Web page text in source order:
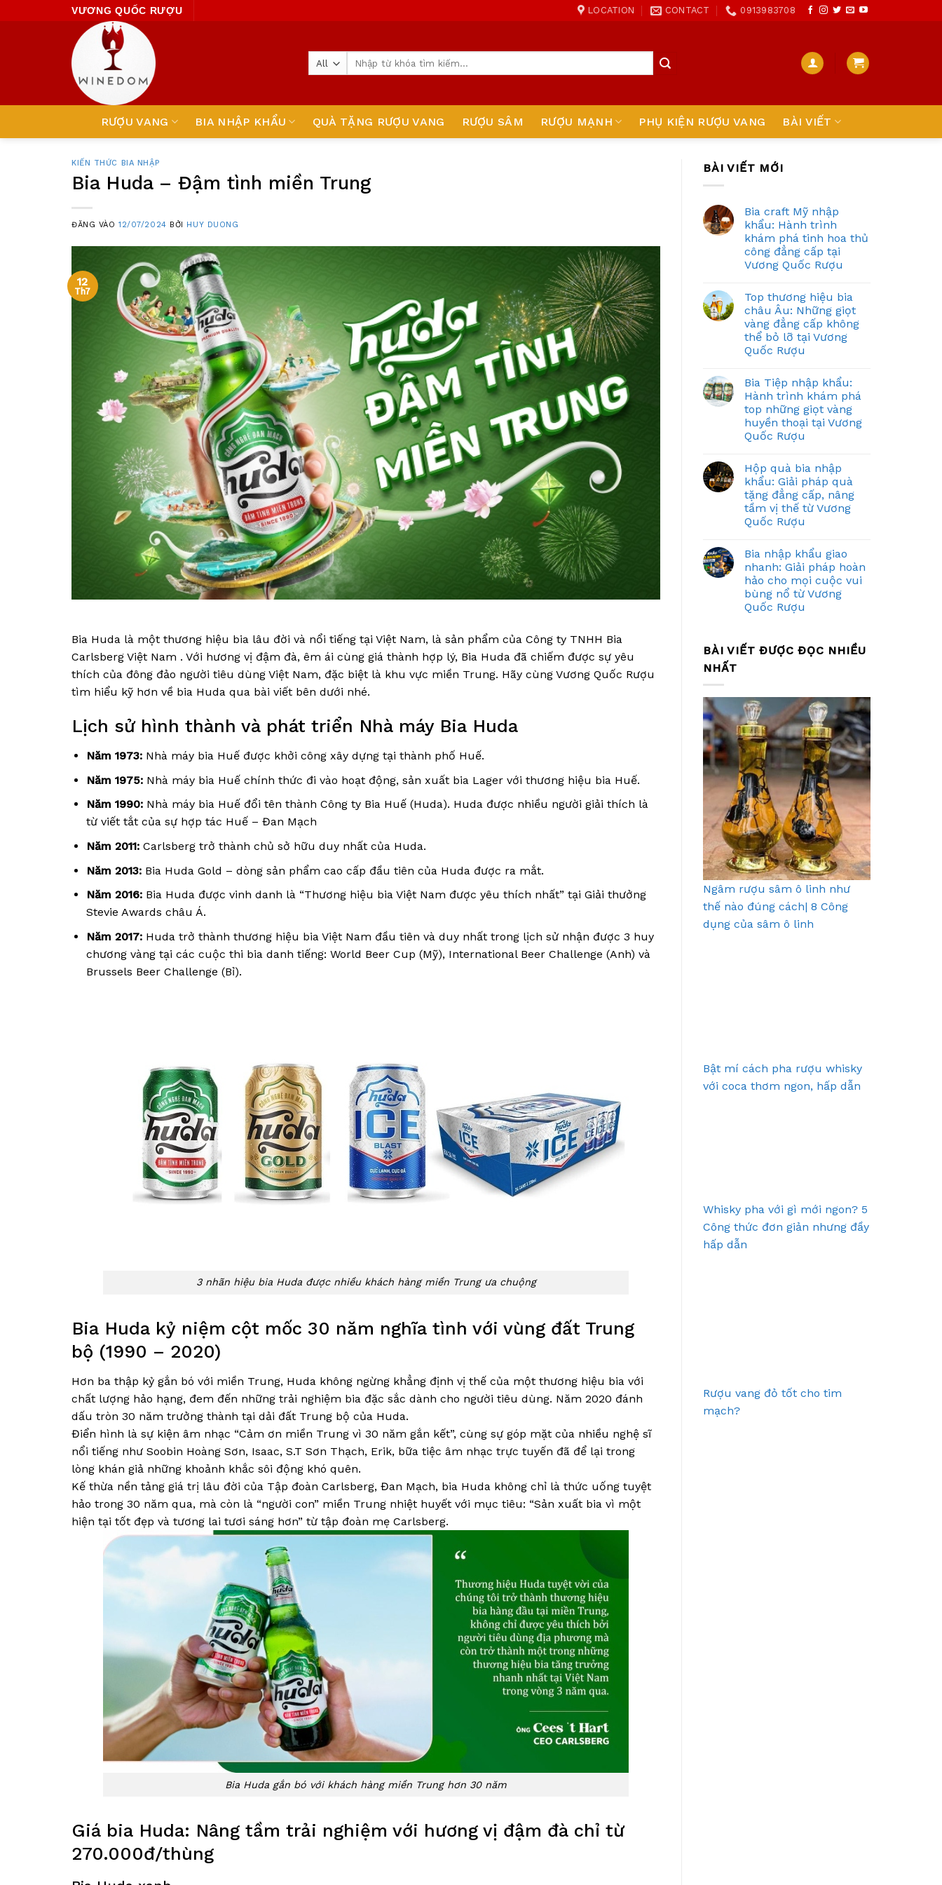
to
VƯƠNG QUỐC RƯỢU LOCATION CONTACT 0913983708
RƯỢU VANG BIA NHẬP KHẨU QUÀ TẶNG RƯỢU VANG RƯỢU SÂM RƯỢU MẠNH PHỤ KIỆN RƯỢU VANG BÀI VIẾT
KIẾN THỨC BIA NHẬP
Bia Huda – Đậm tình miền Trung
ĐĂNG VÀO12/07/2024 BỞI HUY DUONG
12
Th7
Bia Huda là một thương hiệu bia lâu đời và nổi tiếng tại Việt Nam, là sản phẩm của Công ty TNHH Bia
Carlsberg Việt Nam . Với hương vị đậm đà, êm ái cùng giá thành hợp lý, Bia Huda đã chiếm được sự yêu
thích của đông đảo người tiêu dùng Việt Nam, đặc biệt là khu vực miền Trung. Hãy cùng Vương Quốc Rượu
tìm hiểu kỹ hơn về bia Huda qua bài viết bên dưới nhé.
Lịch sử hình thành và phát triển Nhà máy Bia Huda
Năm 1973:Nhà máy bia Huế được khởi công xây dựng tại thành phố Huế.
Năm 1975:Nhà máy bia Huế chính thức đi vào hoạt động, sản xuất bia Lager với thương hiệu bia Huế.
Năm 1990:Nhà máy bia Huế đổi tên thành Công ty Bia Huế (Huda). Huda được nhiều người giải thích là
từ viết tắt của sự hợp tác Huế – Đan Mạch
Năm 2011:Carlsberg trở thành chủ sở hữu duy nhất của Huda.
Năm 2013:Bia Huda Gold – dòng sản phẩm cao cấp đầu tiên của Huda được ra mắt.
Năm 2016:Bia Huda được vinh danh là “Thương hiệu bia Việt Nam được yêu thích nhất” tại Giải thưởng
Stevie Awards châu Á.
Năm 2017:Huda trở thành thương hiệu bia Việt Nam đầu tiên và duy nhất trong lịch sử nhận được 3 huy
chương vàng tại các cuộc thi bia danh tiếng: World Beer Cup (Mỹ), International Beer Challenge (Anh) và
Brussels Beer Challenge (Bỉ).
3 nhãn hiệu bia Huda được nhiều khách hàng miền Trung ưa chuộng
Bia Huda kỷ niệm cột mốc 30 năm nghĩa tình với vùng đất Trung
bộ (1990 – 2020)
Hơn ba thập kỷ gắn bó với miền Trung, Huda không ngừng khẳng định vị thế của một thương hiệu bia với
chất lượng hảo hạng, đem đến những trải nghiệm bia đặc sắc dành cho người tiêu dùng. Năm 2020 đánh
dấu tròn 30 năm trưởng thành tại dải đất Trung bộ của Huda.
Điển hình là sự kiện âm nhạc “Cảm ơn miền Trung vì 30 năm gắn kết”, cùng sự góp mặt của nhiều nghệ sĩ
nổi tiếng như Soobin Hoàng Sơn, Isaac, S.T Sơn Thạch, Erik, bữa tiệc âm nhạc trực tuyến đã để lại trong
lòng khán giả những khoảnh khắc sôi động khó quên.
Kế thừa nền tảng giá trị lâu đời của Tập đoàn Carlsberg, Đan Mạch, bia Huda không chỉ là thức uống tuyệt
hảo trong 30 năm qua, mà còn là “người con” miền Trung nhiệt huyết với mục tiêu: “Sản xuất bia vì một
hiện tại tốt đẹp và tương lai tươi sáng hơn” từ tập đoàn mẹ Carlsberg.
Bia Huda gắn bó với khách hàng miền Trung hơn 30 năm
Giá bia Huda: Nâng tầm trải nghiệm với hương vị đậm đà chỉ từ
270.000đ/thùng
BÀI VIẾT MỚI
Bia craft Mỹ nhập
khẩu: Hành trình
khám phá tinh hoa thủ
công đẳng cấp tại
Vương Quốc Rượu
Top thương hiệu bia
châu Âu: Những giọt
vàng đẳng cấp không
thể bỏ lỡ tại Vương
Quốc Rượu
Bia Tiệp nhập khẩu:
Hành trình khám phá
top những giọt vàng
huyền thoại tại Vương
Quốc Rượu
Hộp quà bia nhập
khẩu: Giải pháp quà
tặng đẳng cấp, nâng
tầm vị thế từ Vương
Quốc Rượu
Bia nhập khẩu giao
nhanh: Giải pháp hoàn
hảo cho mọi cuộc vui
bùng nổ từ Vương
Quốc Rượu
BÀI VIẾT ĐƯỢC ĐỌC NHIỀU
NHẤT
Ngâm rượu sâm ô linh như
thế nào đúng cách| 8 Công
dụng của sâm ô linh
Bật mí cách pha rượu whisky
với coca thơm ngon, hấp dẫn
Whisky pha với gì mới ngon? 5
Công thức đơn giản nhưng đầy
hấp dẫn
Rượu vang đỏ tốt cho tim
mạch?